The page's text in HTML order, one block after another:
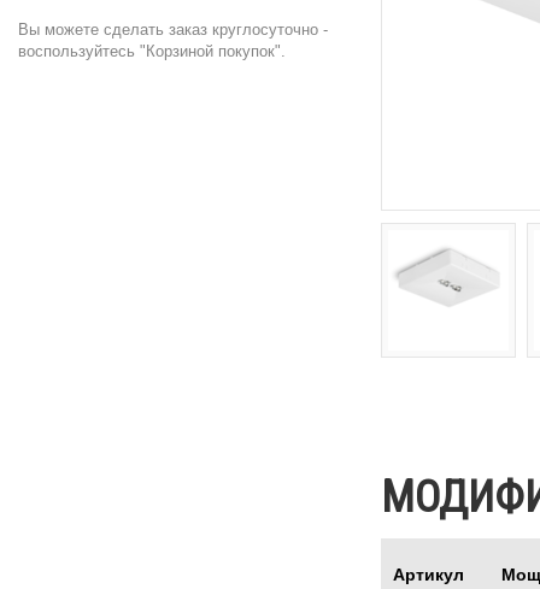
Вы можете сделать заказ круглосуточно -
воспользуйтесь "Корзиной покупок".
Артикул